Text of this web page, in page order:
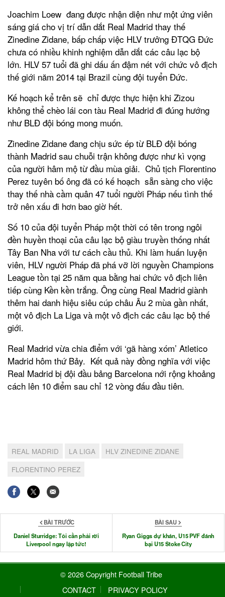
Joachim Loew đang được nhận diện như một ứng viên
sáng giá cho vị trí dẫn dắt Real Madrid thay thế
Zinedine Zidane, bấp chấp việc HLV trưởng ĐTQG Đức
chưa có nhiều khinh nghiệm dẫn dắt các câu lạc bộ
lớn. HLV 57 tuổi đã ghi dấu ấn đậm nét với chức vô địch
thế giới năm 2014 tại Brazil cùng đội tuyển Đức.
Kế hoạch kể trên sẽ chỉ được thực hiện khi Zizou
không thể chèo lái con tàu Real Madrid đi đúng hướng
như BLĐ đội bóng mong muốn.
Zinedine Zidane đang chịu sức ép từ BLĐ đội bóng
thành Madrid sau chuỗi trận không được như kì vọng
của người hâm mộ từ đầu mùa giải. Chủ tịch Florentino
Perez tuyên bố ông đã có kế hoạch sẵn sàng cho việc
thay thế nhà cầm quân 47 tuổi người Pháp nếu tình thế
trở nên xấu đi hơn bao giờ hết.
Số 10 của đội tuyển Pháp một thời có tên trong ngôi
đền huyền thoại của câu lạc bộ giàu truyền thống nhất
Tây Ban Nha với tư cách cầu thủ. Khi làm huấn luyện
viên, HLV người Pháp đã phá vỡ lời nguyền Champions
League tồn tại 25 năm qua bằng hai chức vô địch liên
tiếp cùng Kền kền trắng. Ông cùng Real Madrid giành
thêm hai danh hiệu siêu cúp châu Âu 2 mùa gần nhất,
một vô địch La Liga và một vô địch các câu lạc bộ thế
giới.
Real Madrid vừa chia điểm với ‘gã hàng xóm’ Atletico
Madrid hôm thứ Bảy. Kết quả này đồng nghĩa với việc
Real Madrid bị đội đầu bảng Barcelona nới rộng khoảng
cách lên 10 điểm sau chỉ 12 vòng đấu đầu tiên.
REAL MADRID LA LIGA
HLV ZINEDINE ZIDANE
FLORENTINO PEREZ
BÀI TRƯỚC
Daniel Sturridge: Tôi cần phải rời
Liverpool ngay lập tức!
BÀI SAU
Ryan Giggs dự khán, U15 PVF đánh
bại U15 Stoke City
© 2026 Copyright Football Tribe
CONTACT
PRIVACY POLICY